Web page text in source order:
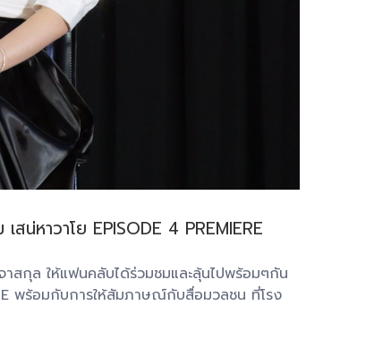
หาวาโย EPISODE 4 PREMIERE
กุล ให้แฟนคลับได้ร่วมชมและลุ้นไปพร้อมๆกัน
พร้อมกับการให้สัมภาษณ์กับสื่อมวลชน ที่โรง